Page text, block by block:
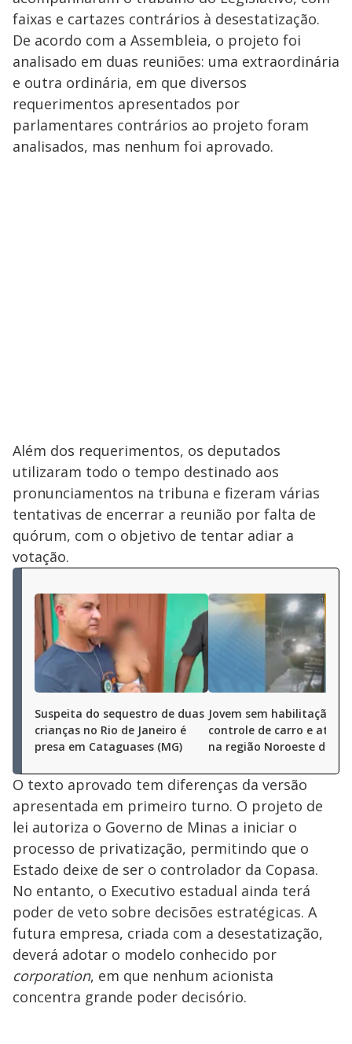
faixas e cartazes contrários à desestatização.
De acordo com a Assembleia, o projeto foi
analisado em duas reuniões: uma extraordinária
e outra ordinária, em que diversos
requerimentos apresentados por
parlamentares contrários ao projeto foram
analisados, mas nenhum foi aprovado.
Além dos requerimentos, os deputados
utilizaram todo o tempo destinado aos
pronunciamentos na tribuna e fizeram várias
tentativas de encerrar a reunião por falta de
quórum, com o objetivo de tentar adiar a
votação.
Suspeita do sequestro de duas
crianças no Rio de Janeiro é
presa em Cataguases (MG)
Jovem sem habilitação
controle de carro e
na região Noroeste de BH
O texto aprovado tem diferenças da versão
apresentada em primeiro turno. O projeto de
lei autoriza o Governo de Minas a iniciar o
processo de privatização, permitindo que o
Estado deixe de ser o controlador da Copasa.
No entanto, o Executivo estadual ainda terá
poder de veto sobre decisões estratégicas. A
futura empresa, criada com a desestatização,
deverá adotar o modelo conhecido por
corporation, em que nenhum acionista
concentra grande poder decisório.